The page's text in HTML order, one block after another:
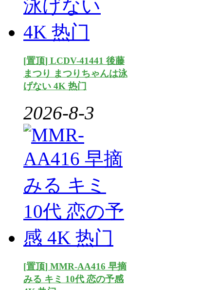
[置顶] LCDV-41441 後藤
まつり まつりちゃんは泳
げない 4K 热门
2026-8-3
[置顶] MMR-AA416 早摘
みる キミ 10代 恋の予感